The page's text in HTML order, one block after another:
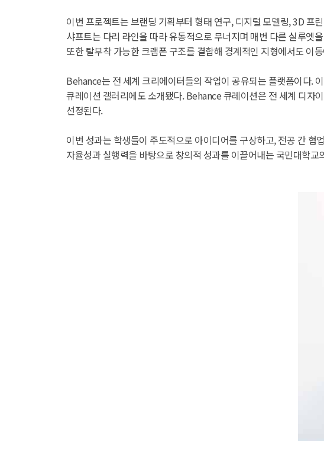
이번 프로젝트는 브랜딩 기획부터 형태 연구, 디지털 모델링, 3D 프
샤프트는 다리 라인을 따라 유동적으로 무너지며 매번 다른 실루엣
또한 탈부착 가능한 크램폰 구조를 결합해 경계적인 지형에서도 이
Behance는 전 세계 크리에이터들의 작업이 공유되는 플랫폼이다.
큐레이션 갤러리에도 소개됐다. Behance 큐레이션은 전 세계 디자
선정된다.
이번 성과는 학생들이 주도적으로 아이디어를 구상하고, 전공 간
자율성과 실행력을 바탕으로 창의적 성과를 이끌어내는 국민대학